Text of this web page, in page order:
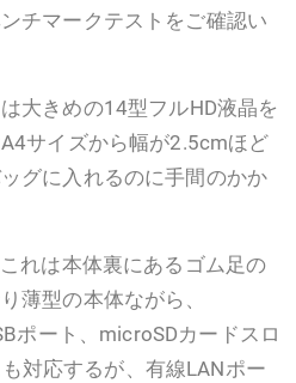
チマークテストをご確認い
大きめの14型フルHD液晶を
サイズから幅が2.5cmほど
グに入れるのに手間のかか
れは本体裏にあるゴム足の
薄型の本体ながら、
ポート、microSDカードスロ
対応するが、有線LANポー